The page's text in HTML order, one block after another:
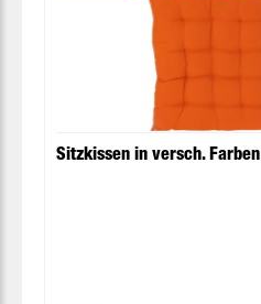
Sitzkissen in versch. Farben